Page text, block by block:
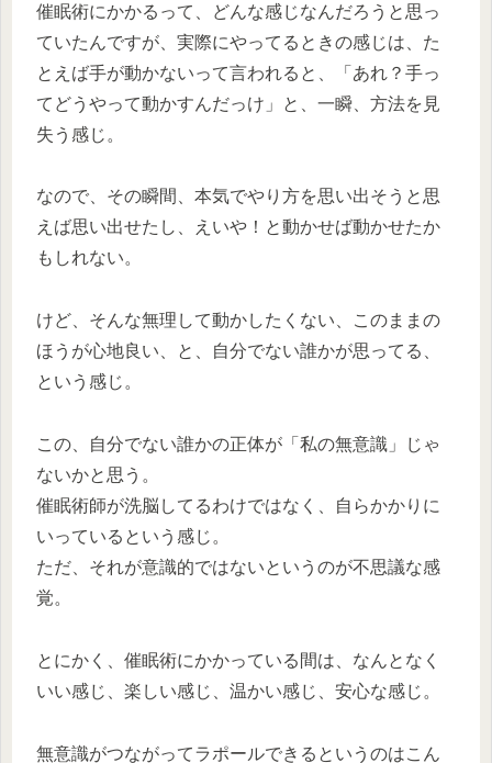
催眠術にかかるって、どんな感じなんだろうと思っ
ていたんですが、実際にやってるときの感じは、た
とえば手が動かないって言われると、「あれ？手っ
てどうやって動かすんだっけ」と、一瞬、方法を見
失う感じ。
なので、その瞬間、本気でやり方を思い出そうと思
えば思い出せたし、えいや！と動かせば動かせたか
もしれない。
けど、そんな無理して動かしたくない、このままの
ほうが心地良い、と、自分でない誰かが思ってる、
という感じ。
この、自分でない誰かの正体が「私の無意識」じゃ
ないかと思う。
催眠術師が洗脳してるわけではなく、自らかかりに
いっているという感じ。
ただ、それが意識的ではないというのが不思議な感
覚。
とにかく、催眠術にかかっている間は、なんとなく
いい感じ、楽しい感じ、温かい感じ、安心な感じ。
無意識がつながってラポールできるというのはこん